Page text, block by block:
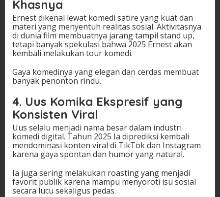
Khasnya
Ernest dikenal lewat komedi satire yang kuat dan
materi yang menyentuh realitas sosial. Aktivitasnya
di dunia film membuatnya jarang tampil stand up,
tetapi banyak spekulasi bahwa 2025 Ernest akan
kembali melakukan tour komedi.
Gaya komedinya yang elegan dan cerdas membuat
banyak penonton rindu.
4. Uus Komika Ekspresif yang
Konsisten Viral
Uus selalu menjadi nama besar dalam industri
komedi digital. Tahun 2025 Ia diprediksi kembali
mendominasi konten viral di TikTok dan Instagram
karena gaya spontan dan humor yang natural.
Ia juga sering melakukan roasting yang menjadi
favorit publik karena mampu menyoroti isu sosial
secara lucu sekaligus pedas.